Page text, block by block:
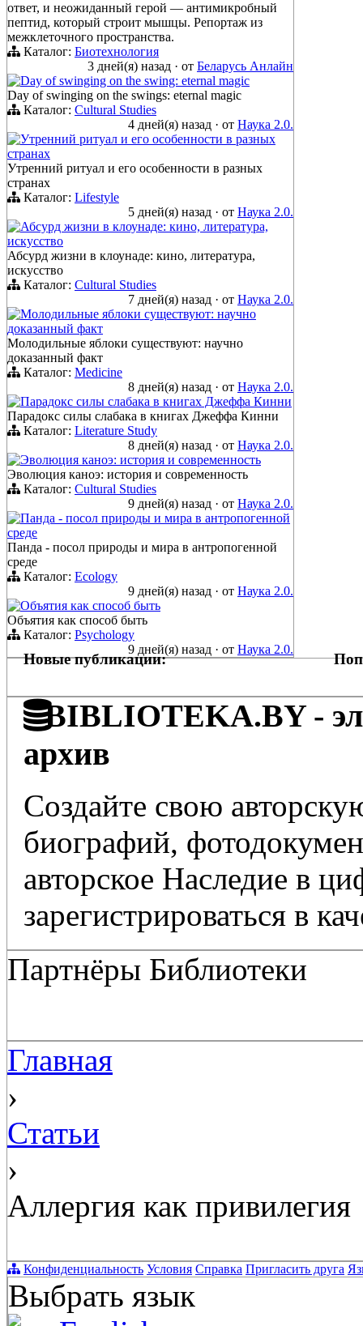
ответ, и неожиданный герой — антимикробный
пептид, который строит мышцы. Репортаж из
межклеточного пространства.
Каталог: Биотехнология
3 дней(я) назад · от Беларусь Анлайн
Day of swinging on the swing: eternal magic
Day of swinging on the swings: eternal magic
Каталог: Cultural Studies
4 дней(я) назад · от Наука 2.0.
Утренний ритуал и его особенности в разных
странах
Утренний ритуал и его особенности в разных
странах
Каталог: Lifestyle
5 дней(я) назад · от Наука 2.0.
Абсурд жизни в клоунаде: кино, литература,
искусство
Абсурд жизни в клоунаде: кино, литература,
искусство
Каталог: Cultural Studies
7 дней(я) назад · от Наука 2.0.
Молодильные яблоки существуют: научно
доказанный факт
Молодильные яблоки существуют: научно
доказанный факт
Каталог: Medicine
8 дней(я) назад · от Наука 2.0.
Парадокс силы слабака в книгах Джеффа Кинни
Парадокс силы слабака в книгах Джеффа Кинни
Каталог: Literature Study
8 дней(я) назад · от Наука 2.0.
Эволюция каноэ: история и современность
Эволюция каноэ: история и современность
Каталог: Cultural Studies
9 дней(я) назад · от Наука 2.0.
Панда - посол природы и мира в антропогенной
среде
Панда - посол природы и мира в антропогенной
среде
Каталог: Ecology
9 дней(я) назад · от Наука 2.0.
Объятия как способ быть
Объятия как способ быть
Каталог: Psychology
9 дней(я) назад · от Наука 2.0.
Новые публикации:
BIBLIOTEKA.BY -
архив
Создайте свою
биографий,
авторское Наследие в
зарегистрироваться в
Партнёры Библиотеки
Главная
›
Статьи
›
Аллергия как привилегия
Конфиденциальность Условия Справка Пригласить друга
Выбрать язык